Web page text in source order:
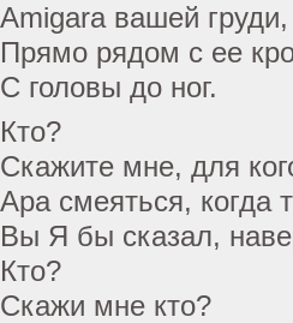
Amigara вашей
Прямо рядом с ее
С головы до ног.
Кто?
Скажите мне, для
Ара смеяться, когда
Вы Я бы сказал,
Кто?
Скажи мне кто?